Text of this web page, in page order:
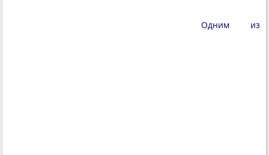
Одним из